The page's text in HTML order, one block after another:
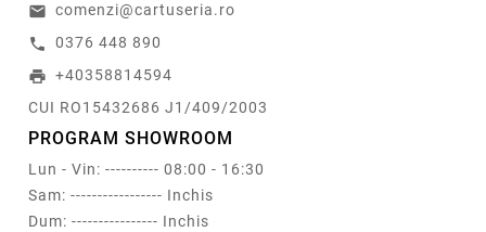
email comenzi@cartuseria.ro
call 0376 448 890
print +40358814594
CUI RO15432686 J1/409/2003
PROGRAM SHOWROOM
Lun - Vin: ---------- 08:00 - 16:30
Sam: ----------------- Inchis
Dum: ---------------- Inchis